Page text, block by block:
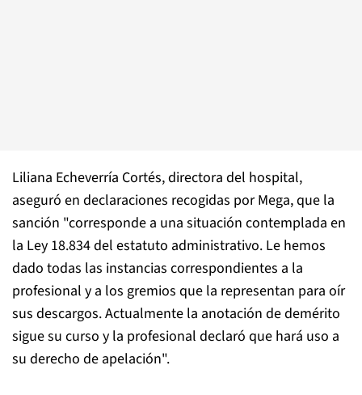
Liliana Echeverría Cortés, directora del hospital,
aseguró en declaraciones recogidas por Mega, que la
sanción "corresponde a una situación contemplada en
la Ley 18.834 del estatuto administrativo. Le hemos
dado todas las instancias correspondientes a la
profesional y a los gremios que la representan para oír
sus descargos. Actualmente la anotación de demérito
sigue su curso y la profesional declaró que hará uso a
su derecho de apelación".